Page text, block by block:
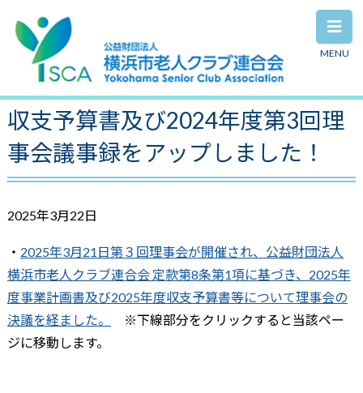
MENU
2025年度事業計画書、2025年度
収支予算書及び2024年度第3回理
事会議事録をアップしました！
2025年3月22日
・ 2025年3月21日第３回理事会が開催され、公益財団法人
横浜市老人クラブ連合会 定款第8条第1項に基づき、2025年
度事業計画書及び2025年度収支予算書等について理事会の
決議を経ました。
※下線部分をクリックすると当該ペー
ジに移動します。